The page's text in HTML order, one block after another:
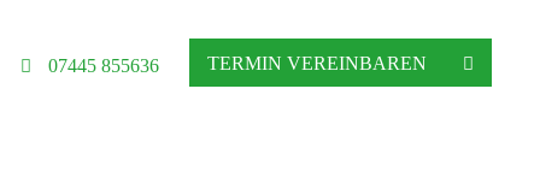
07445 855636 TERMIN VEREINBAREN